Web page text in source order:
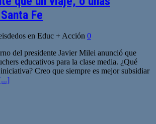
Fe
en Educ + Acción 0
del presidente Javier Milei anunció que
educativos para la clase media. ¿Qué
Creo que siempre es mejor subsidiar
[...]